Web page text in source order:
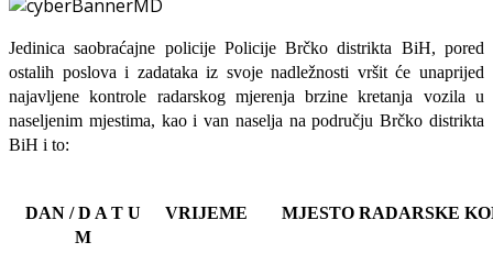
Jedinica saobraćajne policije Policije Brčko distrikta BiH, pored
ostalih poslova i zadataka iz svoje nadležnosti vršit će unaprijed
najavljene kontrole radarskog mjerenja brzine kretanja vozila u
naseljenim mjestima, kao i van naselja na području Brčko distrikta
BiH i to:
DAN / D A T U
M
VRIJEME MJESTO RADARSKE